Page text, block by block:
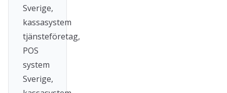
Sverige,
kassasystem
tjänsteföretag,
POS
system
Sverige,